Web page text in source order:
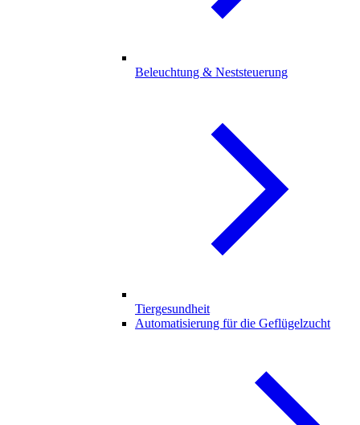
Beleuchtung & Neststeuerung
Tiergesundheit
Automatisierung für die Geflügelzucht